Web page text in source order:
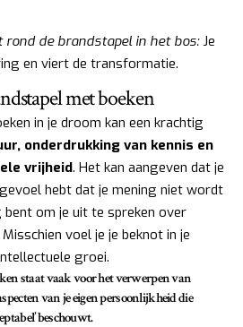
rond de brandstapel in het bos:Je
en viert de transformatie.
met boeken
in je droom kan een krachtig
onderdrukking van kennis en
vrijheid. Het kan aangeven dat je
hebt dat je mening niet wordt
om je uit te spreken over
voel je je beknot in je
groei.
staat vaak voor het verwerpen van
van je eigen persoonlijkheid die
beschouwt.